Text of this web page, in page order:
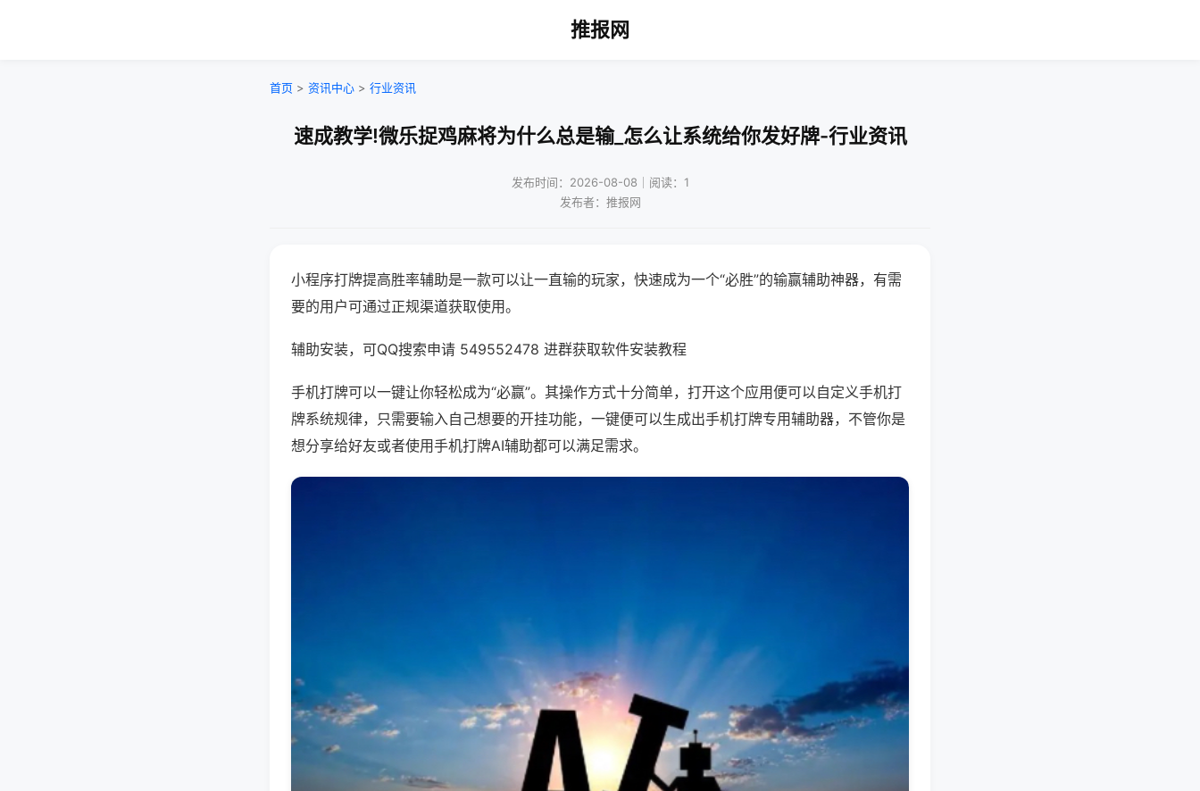
推报网
首页 > 资讯中心 > 行业资讯
速成教学!微乐捉鸡麻将为什么总是输_怎么让系统给你发好牌-行业资讯
发布时间：2026-08-08｜阅读：1
发布者：推报网
小程序打牌提高胜率辅助是一款可以让一直输的玩家，快速成为一个“必胜”的输赢辅助神器，有需
要的用户可通过正规渠道获取使用。
辅助安装，可QQ搜索申请 549552478 进群获取软件安装教程
手机打牌可以一键让你轻松成为“必赢”。其操作方式十分简单，打开这个应用便可以自定义手机打
牌系统规律，只需要输入自己想要的开挂功能，一键便可以生成出手机打牌专用辅助器，不管你是
想分享给好友或者使用手机打牌AI辅助都可以满足需求。